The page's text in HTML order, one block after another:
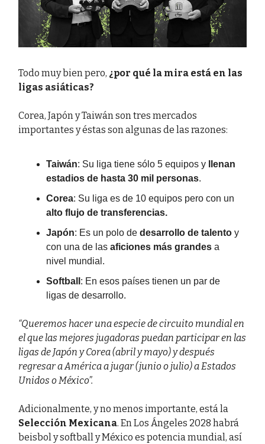
Todo muy bien pero, ¿por qué la mira está en las
ligas asiáticas?
Corea, Japón y Taiwán son tres mercados
importantes y éstas son algunas de las razones:
Taiwán: Su liga tiene sólo 5 equipos y
llenan
estadios de hasta 30 mil personas.
Corea: Su liga es de 10 equipos pero con un
alto flujo de transferencias.
Japón: Es un polo de desarrollo de talento y
con una de las aficiones más grandes a
nivel mundial.
Softball : En esos países tienen un par de
ligas de desarrollo.
“Queremos hacer una especie de circuito mundial en
el que las mejores jugadoras puedan participar en las
ligas de Japón y Corea (abril y mayo) y después
regresar a América a jugar (junio o julio) a Estados
Unidos o México”.
Adicionalmente, y no menos importante, está la
Selección Mexicana. En Los Ángeles 2028 habrá
beisbol y softball y México es potencia mundial, así